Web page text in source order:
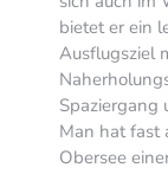
bietet er ein
Ausflugsziel
Spaziergang
Man hat fast
Obersee